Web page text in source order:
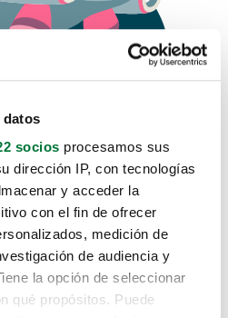
datos
socios procesamos sus
dirección IP, con tecnologías
y acceder la
con el fin de ofrecer
medición de
de audiencia y
la opción de seleccionar
qué propósitos. Puede
sabemos como
hasta aquí.
el coche que estás
estos enlaces: